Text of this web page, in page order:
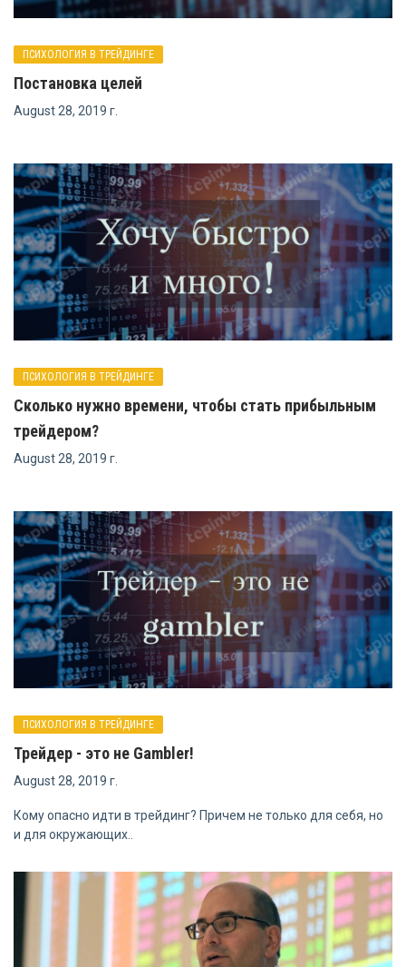
ПСИХОЛОГИЯ В ТРЕЙДИНГЕ
Постановка целей
August 28, 2019 г.
ПСИХОЛОГИЯ В ТРЕЙДИНГЕ
Сколько нужно времени, чтобы стать прибыльным
трейдером?
August 28, 2019 г.
ПСИХОЛОГИЯ В ТРЕЙДИНГЕ
Трейдер - это не Gambler!
August 28, 2019 г.
Кому опасно идти в трейдинг? Причем не только для себя, но
и для окружающих..